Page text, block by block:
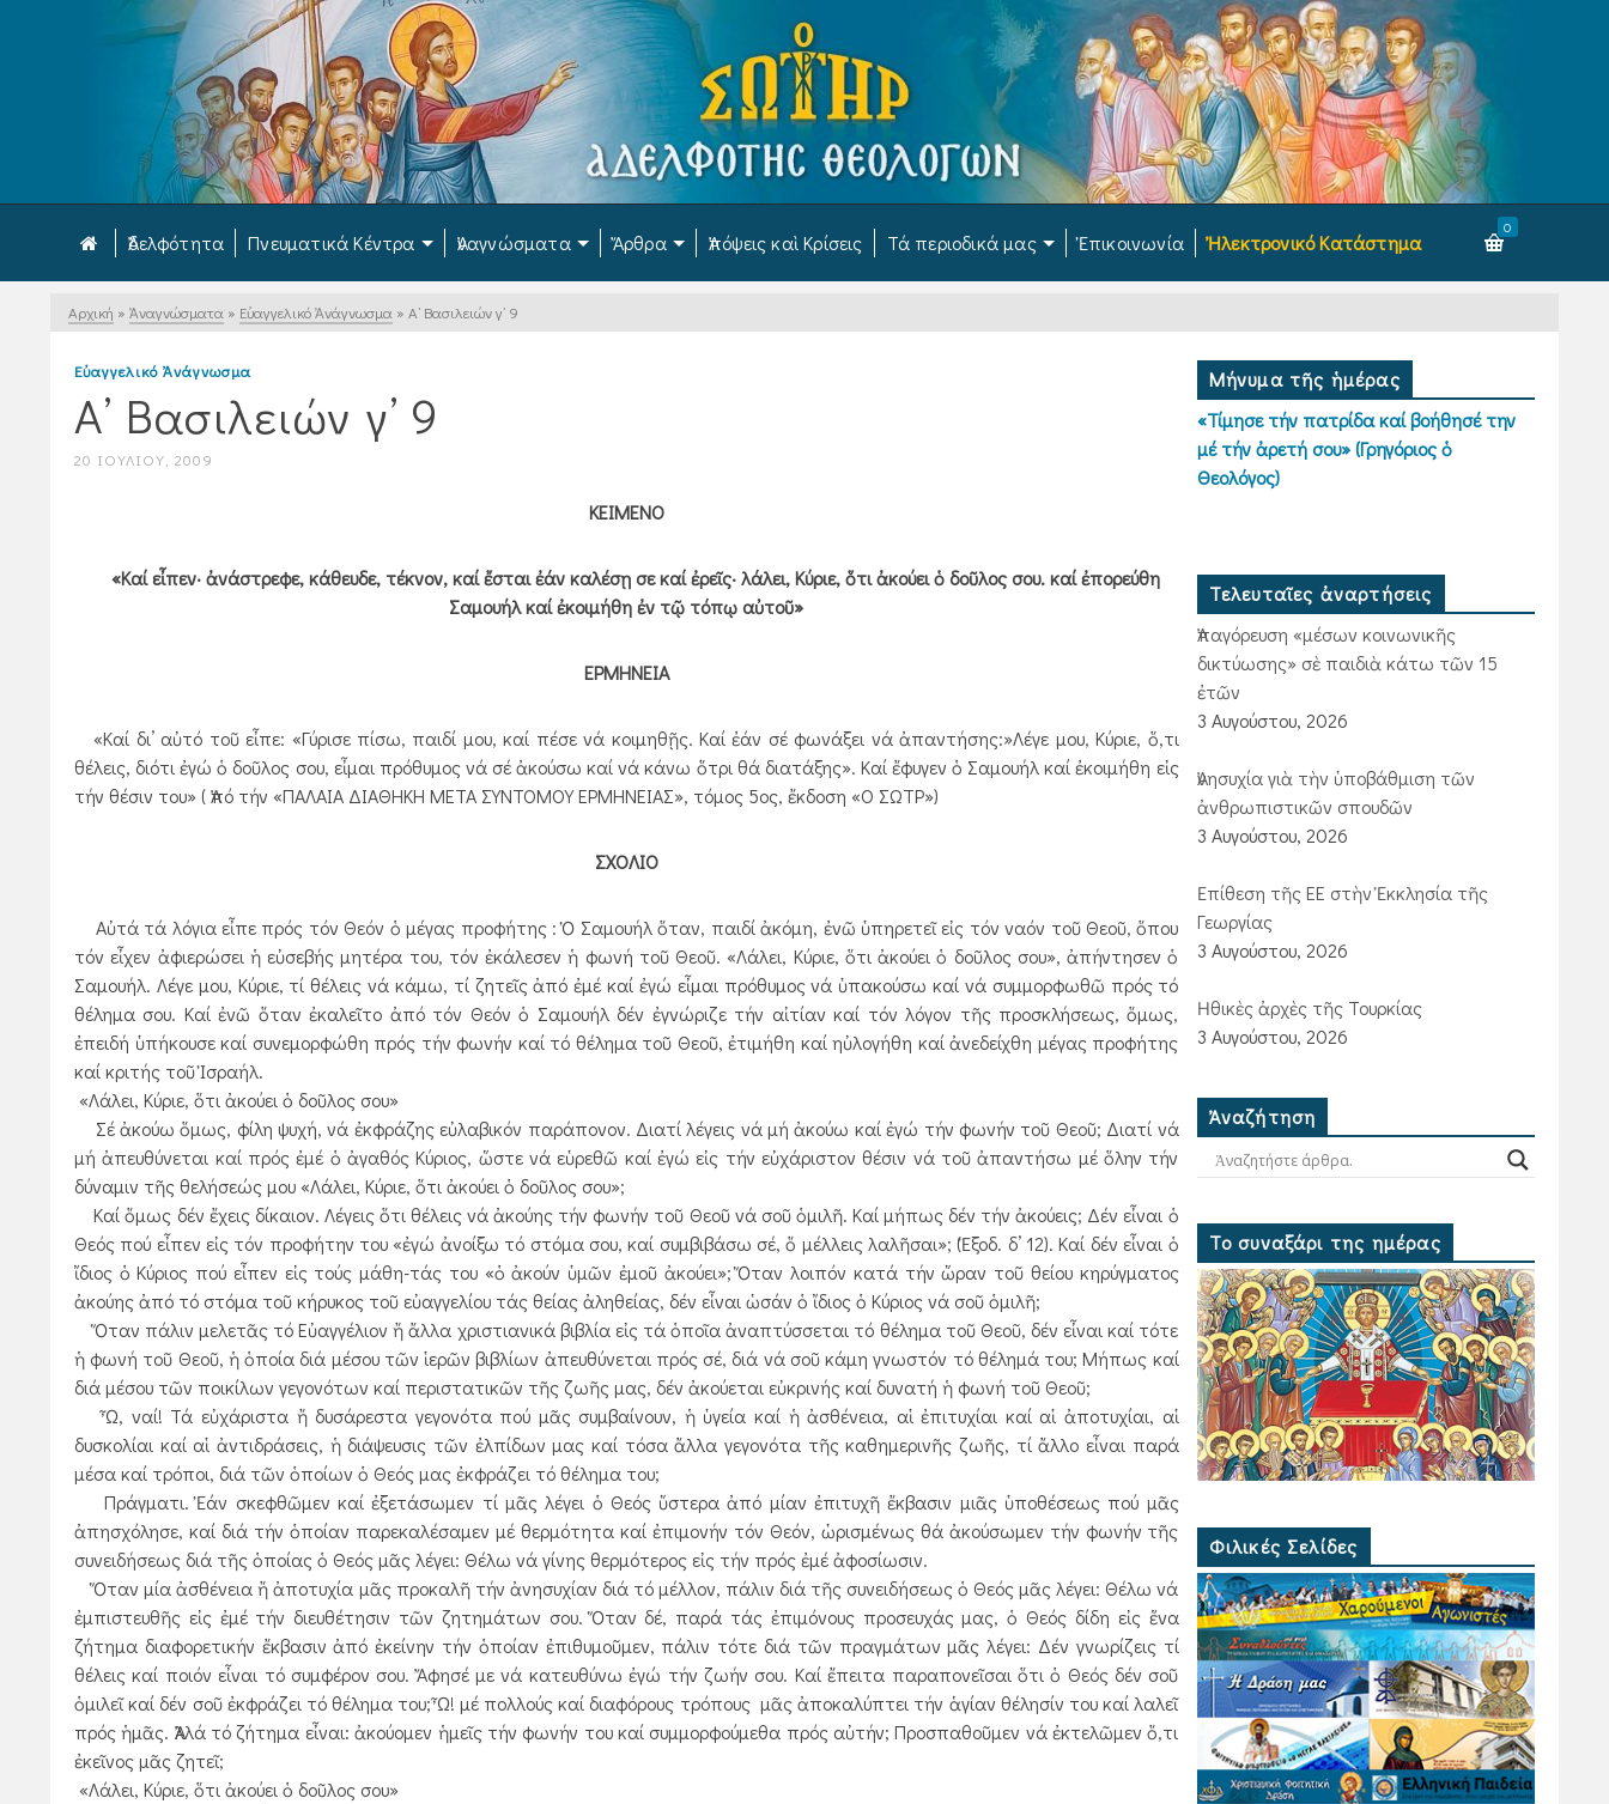
Ἀδελφότητα Πνευματικά Κέντρα Ἀναγνώσματα Ἄρθρα Ἀπόψεις καὶ Κρίσεις Τά περιοδικά μας Ἐπικοινωνία Ἠλεκτρονικό Κατάστημα
0
Αρχική » Ἀναγνώσματα » Εὐαγγελικό Ἀνάγνωσμα » Α’ Βασιλειών γ’ 9
Εὐαγγελικό Ἀνάγνωσμα
Α’ Βασιλειών γ’ 9
20 ΙΟΥΛΊΟΥ, 2009
ΚΕΙΜΕΝΟ
«Καί εἶπεν· ἀνάστρεφε, κάθευδε, τέκνον, καί ἔσται ἐάν καλέσῃ σε καί ἐρεῖς· λάλει, Κύριε, ὅτι ἀκούει ὁ δοῦλος σου. καί ἐπορεύθη
Σαμουήλ καί ἐκοιμήθη ἐν τῷ τόπῳ αὐτοῦ»
ΕΡΜΗΝΕΙΑ
«Καί δι’ αὐτό τοῦ εἶπε: «Γύρισε πίσω, παιδί μου, καί πέσε νά κοιμηθῇς. Καί ἐάν σέ φωνάξει νά ἀπαντήσης:»Λέγε μου, Κύριε, ὅ,τι
θέλεις, διότι ἐγώ ὁ δοῦλος σου, εἶμαι πρόθυμος νά σέ ἀκούσω καί νά κάνω ὅτρι θά διατάξης». Καί ἔφυγεν ὁ Σαμουήλ καί ἐκοιμήθη εἰς
τήν θέσιν του» ( Ἀπό τήν «ΠΑΛΑΙΑ ΔΙΑΘΗΚΗ ΜΕΤΑ ΣΥΝΤΟΜΟΥ ΕΡΜΗΝΕΙΑΣ», τόμος 5ος, ἔκδοση «Ο ΣΩΤΡ»)
ΣΧΟΛΙΟ
Αὐτά τά λόγια εἶπε πρός τόν Θεόν ὁ μέγας προφήτης : Ὁ Σαμουήλ ὅταν, παιδί ἀκόμη, ἐνῶ ὑπηρετεῖ εἰς τόν ναόν τοῦ Θεοῦ, ὅπου
τόν εἶχεν ἀφιερώσει ἡ εὐσεβής μητέρα του, τόν ἐκάλεσεν ἡ φωνή τοῦ Θεοῦ. «Λάλει, Κύριε, ὅτι ἀκούει ὁ δοῦλος σου», ἀπήντησεν ὁ
Σαμουήλ. Λέγε μου, Κύριε, τί θέλεις νά κάμω, τί ζητεῖς ἀπό ἐμέ καί ἐγώ εἶμαι πρόθυμος νά ὑπακούσω καί νά συμμορφωθῶ πρός τό
θέλημα σου. Καί ἐνῶ ὅταν ἐκαλεῖτο ἀπό τόν Θεόν ὁ Σαμουήλ δέν ἐγνώριζε τήν αἰτίαν καί τόν λόγον τῆς προσκλήσεως, ὅμως,
ἐπειδή ὑπήκουσε καί συνεμορφώθη πρός τήν φωνήν καί τό θέλημα τοῦ Θεοῦ, ἐτιμήθη καί ηὐλογήθη καί ἀνεδείχθη μέγας προφήτης
καί κριτής τοῦ Ἰσραήλ.
«Λάλει, Κύριε, ὅτι ἀκούει ὁ δοῦλος σου»
Σέ ἀκούω ὅμως, φίλη ψυχή, νά ἐκφράζης εὐλαβικόν παράπονον. Διατί λέγεις νά μή ἀκούω καί ἐγώ τήν φωνήν τοῦ Θεοῦ; Διατί νά
μή ἀπευθύνεται καί πρός ἐμέ ὁ ἀγαθός Κύριος, ὥστε νά εὑρεθῶ καί ἐγώ εἰς τήν εὐχάριστον θέσιν νά τοῦ ἀπαντήσω μέ ὅλην τήν
δύναμιν τῆς θελήσεώς μου «Λάλει, Κύριε, ὅτι ἀκούει ὁ δοῦλος σου»;
Καί ὅμως δέν ἔχεις δίκαιον. Λέγεις ὅτι θέλεις νά ἀκούης τήν φωνήν τοῦ Θεοῦ νά σοῦ ὁμιλῆ. Καί μήπως δέν τήν ἀκούεις; Δέν εἶναι ὁ
Θεός πού εἶπεν εἰς τόν προφήτην του «ἐγώ ἀνοίξω τό στόμα σου, καί συμβιβάσω σέ, ὅ μέλλεις λαλῆσαι»; (Ἐξοδ. δ’ 12). Καί δέν εἶναι ὁ
ἴδιος ὁ Κύριος πού εἶπεν εἰς τούς μάθη-τάς του «ὁ ἀκούν ὑμῶν ἐμοῦ ἀκούει»; Ὅταν λοιπόν κατά τήν ὥραν τοῦ θείου κηρύγματος
ἀκούης ἀπό τό στόμα τοῦ κήρυκος τοῦ εὐαγγελίου τάς θείας ἀληθείας, δέν εἶναι ὡσάν ὁ ἴδιος ὁ Κύριος νά σοῦ ὁμιλῆ;
Ὅταν πάλιν μελετᾶς τό Εὐαγγέλιον ἤ ἄλλα χριστιανικά βιβλία εἰς τά ὁποῖα ἀναπτύσσεται τό θέλημα τοῦ Θεοῦ, δέν εἶναι καί τότε
ἡ φωνή τοῦ Θεοῦ, ἡ ὁποία διά μέσου τῶν ἱερῶν βιβλίων ἀπευθύνεται πρός σέ, διά νά σοῦ κάμη γνωστόν τό θέλημά του; Μήπως καί
διά μέσου τῶν ποικίλων γεγονότων καί περιστατικῶν τῆς ζωῆς μας, δέν ἀκούεται εὐκρινής καί δυνατή ἡ φωνή τοῦ Θεοῦ;
Ὦ, ναί! Τά εὐχάριστα ἤ δυσάρεστα γεγονότα πού μᾶς συμβαίνουν, ἡ ὑγεία καί ἡ ἀσθένεια, αἱ ἐπιτυχίαι καί αἱ ἀποτυχίαι, αἱ
δυσκολίαι καί αἱ ἀντιδράσεις, ἡ διάψευσις τῶν ἐλπίδων μας καί τόσα ἄλλα γεγονότα τῆς καθημερινῆς ζωῆς, τί ἄλλο εἶναι παρά
μέσα καί τρόποι, διά τῶν ὁποίων ὁ Θεός μας ἐκφράζει τό θέλημα του;
Πράγματι. Ἐάν σκεφθῶμεν καί ἐξετάσωμεν τί μᾶς λέγει ὁ Θεός ὕστερα ἀπό μίαν ἐπιτυχῆ ἔκβασιν μιᾶς ὑποθέσεως πού μᾶς
ἀπησχόλησε, καί διά τήν ὁποίαν παρεκαλέσαμεν μέ θερμότητα καί ἐπιμονήν τόν Θεόν, ὡρισμένως θά ἀκούσωμεν τήν φωνήν τῆς
συνειδήσεως διά τῆς ὁποίας ὁ Θεός μᾶς λέγει: Θέλω νά γίνης θερμότερος εἰς τήν πρός ἐμέ ἀφοσίωσιν.
Ὅταν μία ἀσθένεια ἤ ἀποτυχία μᾶς προκαλῆ τήν ἀνησυχίαν διά τό μέλλον, πάλιν διά τῆς συνειδήσεως ὁ Θεός μᾶς λέγει: Θέλω νά
ἐμπιστευθῆς εἰς ἐμέ τήν διευθέτησιν τῶν ζητημάτων σου. Ὅταν δέ, παρά τάς ἐπιμόνους προσευχάς μας, ὁ Θεός δίδη εἰς ἕνα
ζήτημα διαφορετικήν ἔκβασιν ἀπό ἐκείνην τήν ὁποίαν ἐπιθυμοῦμεν, πάλιν τότε διά τῶν πραγμάτων μᾶς λέγει: Δέν γνωρίζεις τί
θέλεις καί ποιόν εἶναι τό συμφέρον σου. Ἄφησέ με νά κατευθύνω ἐγώ τήν ζωήν σου. Καί ἔπειτα παραπονεῖσαι ὅτι ὁ Θεός δέν σοῦ
ὁμιλεῖ καί δέν σοῦ ἐκφράζει τό θέλημα του; Ὦ! μέ πολλούς καί διαφόρους τρόπους μᾶς ἀποκαλύπτει τήν ἁγίαν θέλησίν του καί λαλεῖ
πρός ἡμᾶς. Ἀλλά τό ζήτημα εἶναι: ἀκούομεν ἡμεῖς τήν φωνήν του καί συμμορφούμεθα πρός αὐτήν; Προσπαθοῦμεν νά ἐκτελῶμεν ὅ,τι
ἐκεῖνος μᾶς ζητεῖ;
«Λάλει, Κύριε, ὅτι ἀκούει ὁ δοῦλος σου»
Μήνυμα τῆς ἡμέρας
«Τίμησε τήν πατρίδα καί βοήθησέ την
μέ τήν ἀρετή σου» (Γρηγόριος ὁ
Θεολόγος)
Τελευταῖες ἀναρτήσεις
Ἀπαγόρευση «μέσων κοινωνικῆς
δικτύωσης» σὲ παιδιὰ κάτω τῶν 15
ἐτῶν
3 Αυγούστου, 2026
Ἀνησυχία γιὰ τὴν ὑποβάθμιση τῶν
ἀνθρωπιστικῶν σπουδῶν
3 Αυγούστου, 2026
Ἐπίθεση τῆς ΕΕ στὴν Ἐκκλησία τῆς
Γεωργίας
3 Αυγούστου, 2026
Ἠθικὲς ἀρχὲς τῆς Τουρκίας
3 Αυγούστου, 2026
Ἀναζήτηση
Το συναξάρι της ημέρας
Φιλικές Σελίδες